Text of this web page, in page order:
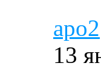
apo2
13